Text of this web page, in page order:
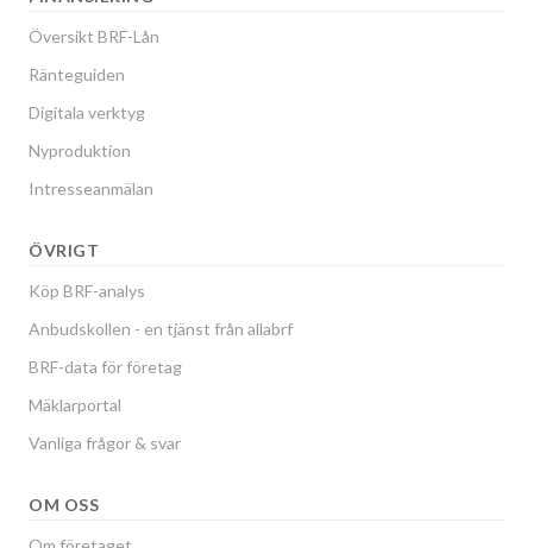
Översikt BRF-Lån
Ränteguiden
Digitala verktyg
Nyproduktion
Intresseanmälan
ÖVRIGT
Köp BRF-analys
Anbudskollen - en tjänst från allabrf
BRF-data för företag
Mäklarportal
Vanliga frågor & svar
OM OSS